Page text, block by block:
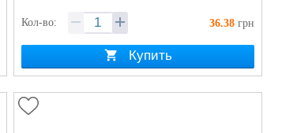
Кол-во: 36.38 грн
Купить